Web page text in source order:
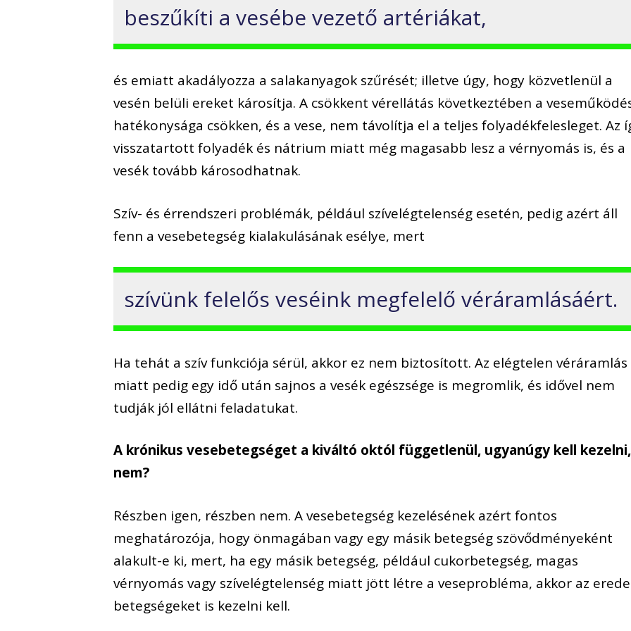
beszűkíti a vesébe vezető artériákat,
és emiatt akadályozza a salakanyagok szűrését; illetve úgy, hogy közvetlenül a
vesén belüli ereket károsítja. A csökkent vérellátás következtében a
hatékonysága csökken, és a vese, nem távolítja el a teljes folyadékfelesleget. Az
visszatartott folyadék és nátrium miatt még magasabb lesz a vérnyomás is, és a
vesék tovább károsodhatnak.
Szív- és érrendszeri problémák, például szívelégtelenség esetén, pedig azért áll
fenn a vesebetegség kialakulásának esélye, mert
szívünk felelős veséink megfelelő véráramlásáért.
Ha tehát a szív funkciója sérül, akkor ez nem biztosított. Az elégtelen véráramlás
miatt pedig egy idő után sajnos a vesék egészsége is megromlik, és idővel nem
tudják jól ellátni feladatukat.
A krónikus vesebetegséget a kiváltó októl függetlenül, ugyanúgy kell kezelni,
nem?
Részben igen, részben nem. A vesebetegség kezelésének azért fontos
meghatározója, hogy önmagában vagy egy másik betegség szövődményeként
alakult-e ki, mert, ha egy másik betegség, például cukorbetegség, magas
vérnyomás vagy szívelégtelenség miatt jött létre a veseprobléma, akkor az
betegségeket is kezelni kell.